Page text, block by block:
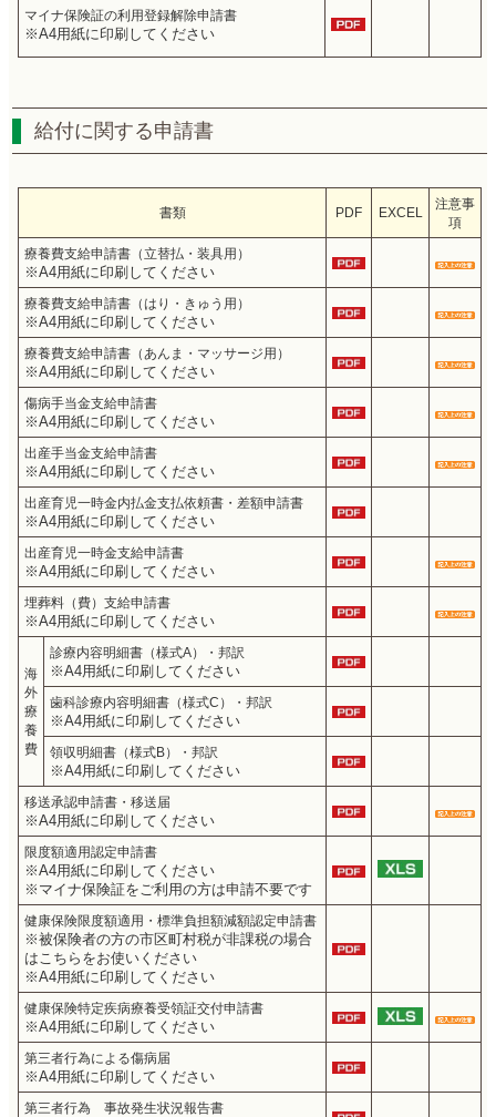
マイナ保険証の利用登録解除申請書
※A4用紙に印刷してください
給付に関する申請書
書類 PDF EXCEL
注意事
項
療養費支給申請書（立替払・装具用）
※A4用紙に印刷してください
療養費支給申請書（はり・きゅう用）
※A4用紙に印刷してください
療養費支給申請書（あんま・マッサージ用）
※A4用紙に印刷してください
傷病手当金支給申請書
※A4用紙に印刷してください
出産手当金支給申請書
※A4用紙に印刷してください
出産育児一時金内払金支払依頼書・差額申請書
※A4用紙に印刷してください
出産育児一時金支給申請書
※A4用紙に印刷してください
埋葬料（費）支給申請書
※A4用紙に印刷してください
海
外
療
養
費
診療内容明細書（様式A）・邦訳
※A4用紙に印刷してください
歯科診療内容明細書（様式C）・邦訳
※A4用紙に印刷してください
領収明細書（様式B）・邦訳
※A4用紙に印刷してください
移送承認申請書・移送届
※A4用紙に印刷してください
限度額適用認定申請書
※A4用紙に印刷してください
※マイナ保険証をご利用の方は申請不要です
健康保険限度額適用・標準負担額減額認定申請書
※被保険者の方の市区町村税が非課税の場合
はこちらをお使いください
※A4用紙に印刷してください
健康保険特定疾病療養受領証交付申請書
※A4用紙に印刷してください
第三者行為による傷病届
※A4用紙に印刷してください
第三者行為 事故発生状況報告書